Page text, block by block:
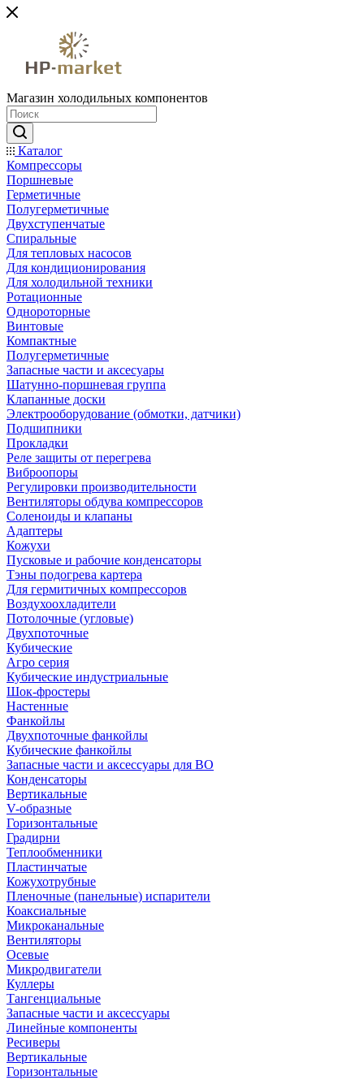
Магазин холодильных компонентов
Каталог
Компрессоры
Поршневые
Герметичные
Полугерметичные
Двухступенчатые
Спиральные
Для тепловых насосов
Для кондиционирования
Для холодильной техники
Ротационные
Однороторные
Винтовые
Компактные
Полугерметичные
Запасные части и аксесуары
Шатунно-поршневая группа
Клапанные доски
Электрооборудование (обмотки, датчики)
Подшипники
Прокладки
Реле защиты от перегрева
Виброопоры
Регулировки производительности
Вентиляторы обдува компрессоров
Соленоиды и клапаны
Адаптеры
Кожухи
Пусковые и рабочие конденсаторы
Тэны подогрева картера
Для гермитичных компрессоров
Воздухоохладители
Потолочные (угловые)
Двухпоточные
Кубические
Агро серия
Кубические индустриальные
Шок-фростеры
Настенные
Фанкойлы
Двухпоточные фанкойлы
Кубические фанкойлы
Запасные части и аксессуары для ВО
Конденсаторы
Вертикальные
V-образные
Горизонтальные
Градирни
Теплообменники
Пластинчатые
Кожухотрубные
Пленочные (панельные) испарители
Коаксиальные
Микроканальные
Вентиляторы
Осевые
Микродвигатели
Куллеры
Тангенциальные
Запасные части и аксессуары
Линейные компоненты
Ресиверы
Вертикальные
Горизонтальные